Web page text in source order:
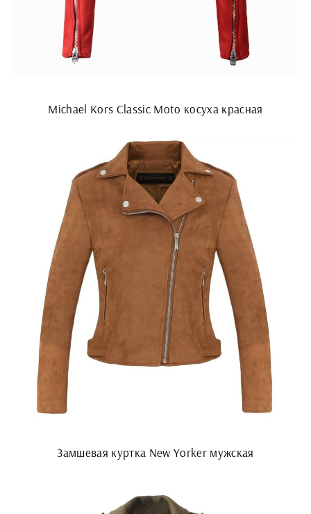
Michael Kors Classic Moto косуха красная
Замшевая куртка New Yorker мужская